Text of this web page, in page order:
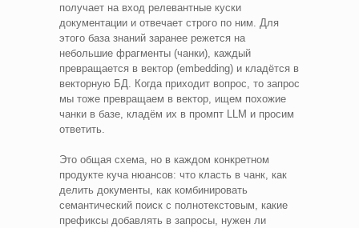
получает на вход релевантные куски
документации и отвечает строго по ним. Для
этого база знаний заранее режется на
небольшие фрагменты (чанки), каждый
превращается в вектор (embedding) и кладётся в
векторную БД. Когда приходит вопрос, то запрос
мы тоже превращаем в вектор, ищем похожие
чанки в базе, кладём их в промпт LLM и просим
ответить.
Это общая схема, но в каждом конкретном
продукте куча нюансов: что класть в чанк, как
делить документы, как комбинировать
семантический поиск с полнотекстовым, какие
префиксы добавлять в запросы, нужен ли